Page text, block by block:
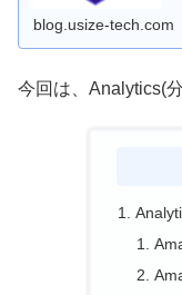
blog.usize-tech.com
今回は、Analytics(